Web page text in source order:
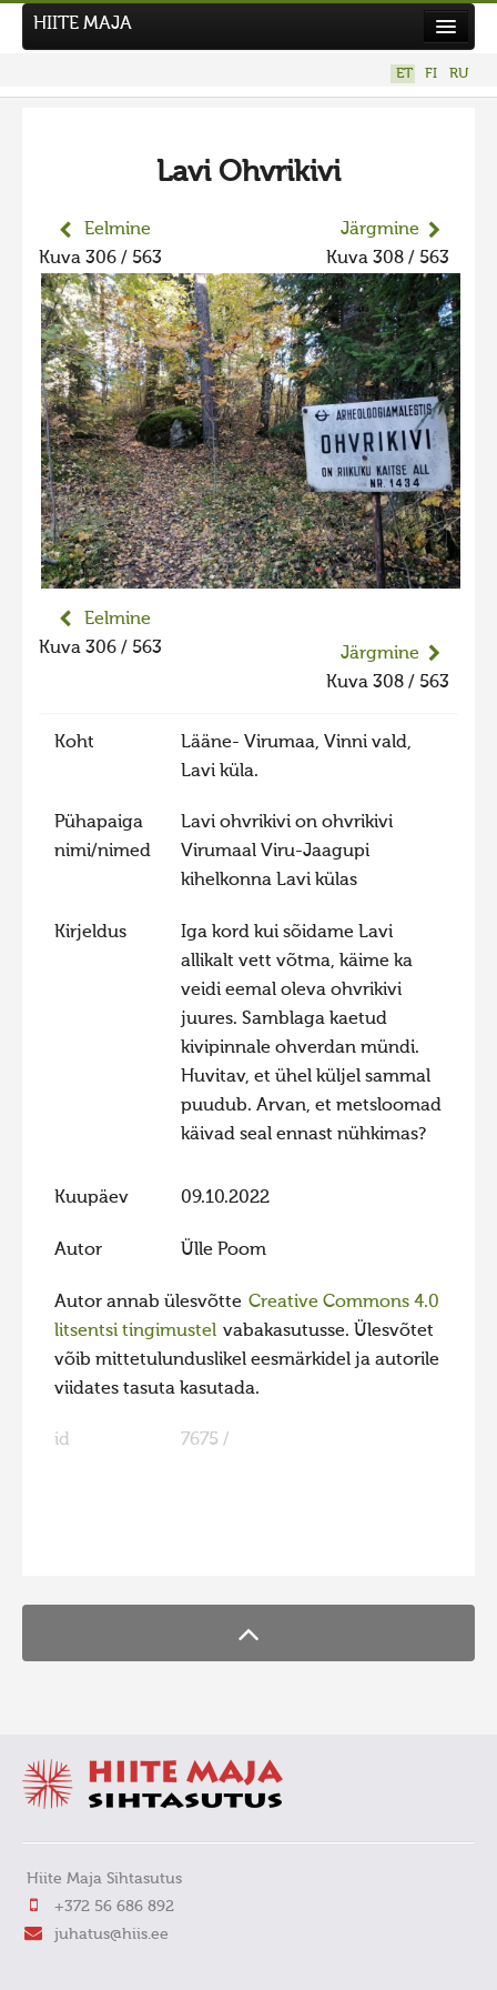
Uudised
Tegutse
Kuvavõistlused
UUS KUVAVÕISTLUS
Hiite kuvavõistlus 2026
VANEMAD KUVAVÕISTLUSED
Hiite kuvavõistlus 2025
Hiite kuvavõistlus 2025 lisa
Liikuvad kuvad 2025
Hiite kuvavõistlus 2024
Liikuvad kuvad 2024
Hiite kuvavõistlus 2022 lisa
Liikuvad kuvad 2022
Liikuvad kuvad 2021
Hiite kuvavõistlus 2020
Liikuvad kuvad 2020
Hiite kuvavõistlus 2019
Hiite kuvavõistlus 2016
Hiite kuvavõistlus 2015
Hiite kuvavõistlus 2014
Kontakt
HIITE MAJA
ET FI RU
Lavi Ohvrikivi
Eelmine
Kuva 306 / 563
Järgmine
Kuva 308 / 563
Eelmine
Kuva 306 / 563
Järgmine
Kuva 308 / 563
Koht
Lääne- Virumaa, Vinni vald,
Lavi küla.
Pühapaiga
nimi/nimed
Lavi ohvrikivi on ohvrikivi
Virumaal Viru-Jaagupi
kihelkonna Lavi külas
Kirjeldus
Iga kord kui sõidame Lavi
allikalt vett võtma, käime ka
veidi eemal oleva ohvrikivi
juures. Samblaga kaetud
kivipinnale ohverdan mündi.
Huvitav, et ühel küljel sammal
puudub. Arvan, et metsloomad
käivad seal ennast nühkimas?
Kuupäev 09.10.2022
Autor Ülle Poom
Autor annab ülesvõtte Creative Commons 4.0
litsentsi tingimustel vabakasutusse. Ülesvõtet
võib mittetulunduslikel eesmärkidel ja autorile
viidates tasuta kasutada.
id 7675 /
Hiite Maja Sihtasutus
+372 56 686 892
juhatus@hiis.ee